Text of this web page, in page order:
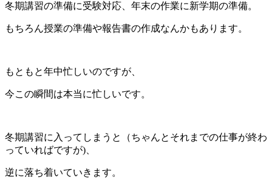
冬期講習の準備に受験対応、年末の作業に新学期の準備。
もちろん授業の準備や報告書の作成なんかもあります。
もともと年中忙しいのですが、
今この瞬間は本当に忙しいです。
冬期講習に入ってしまうと（ちゃんとそれまでの仕事が終わ
っていればですが)、
逆に落ち着いていきます。